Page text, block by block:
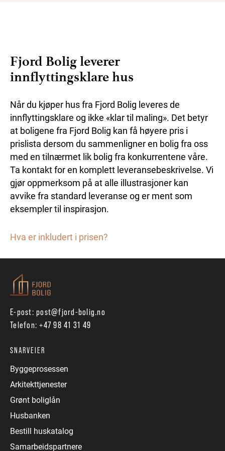
Fjord Bolig leverer
innflyttingsklare hus
Når du kjøper hus fra Fjord Bolig leveres de
innflyttingsklare og ikke «klar til maling». Det betyr
at boligene fra Fjord Bolig kan få høyere pris i
prislista dersom du sammenligner en bolig fra oss
med en tilnærmet lik bolig fra konkurrentene våre.
Ta kontakt for en komplett leveransebeskrivelse. Vi
gjør oppmerksom på at alle illustrasjoner kan
avvike fra standard leveranse og er ment som
eksempler til inspirasjon.
Hva er inkludert i prisen?
E-post: post@fjord-bolig.no
Telefon:+47 98 41 31 49
SNARVEIER
Byggeprosessen
Arkitekttjenester
Grønt boliglån
Husbanken
Bestill huskatalog
Samarbeidspartnere